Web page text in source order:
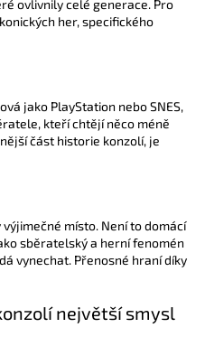
ovlivnily celé generace. Pro
her, specifického
jako PlayStation nebo SNES,
kteří chtějí něco méně
část historie konzolí, je
místo. Není to domácí
sběratelský a herní fenomén
vynechat. Přenosné hraní díky
největší smysl